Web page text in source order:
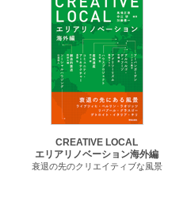
CREATIVE LOCAL
エリアリノベーション海外編
衰退の先のクリエイティブな風景